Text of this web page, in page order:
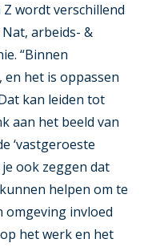
Z wordt verschillend
arbeids- &
“Binnen
het is oppassen
kan leiden tot
aan het beeld van
‘vastgeroeste
je ook zeggen dat
helpen om te
omgeving invloed
het werk en het